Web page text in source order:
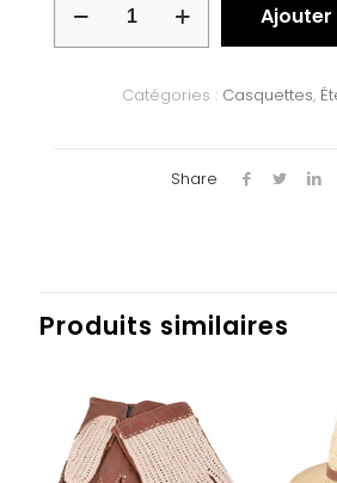
Ajouter
Catégories : Casquettes,
Share
Produits similaires